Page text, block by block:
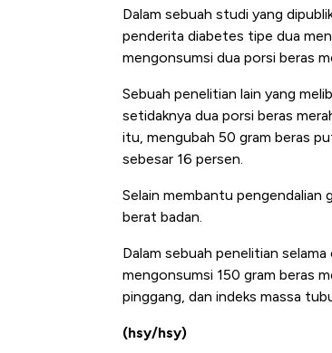
Dalam sebuah studi yang
penderita diabetes tipe dua
mengonsumsi dua porsi beras
Sebuah penelitian lain yang
setidaknya dua porsi beras
itu, mengubah 50 gram beras
sebesar 16 persen.
Selain membantu pengendalian
berat badan.
Dalam sebuah penelitian
mengonsumsi 150 gram beras
pinggang, dan indeks massa
(hsy/hsy)